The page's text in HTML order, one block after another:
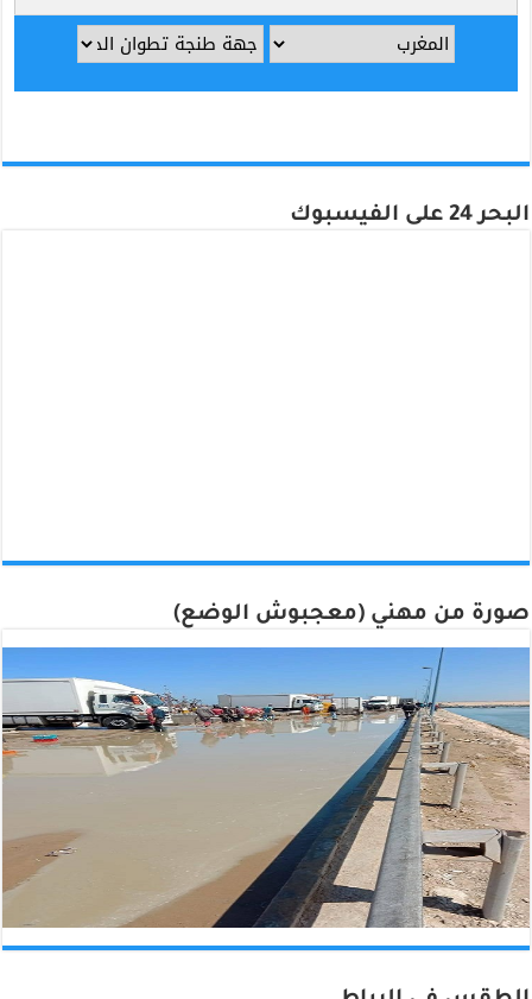
البحر 24 على الفيسبوك
صورة من مهني (معجبوش الوضع)